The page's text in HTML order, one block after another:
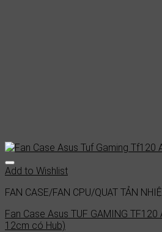
Add to Wishlist
FAN CASE/FAN CPU/QUẠT TẢN
Fan Case Asus TUF GAMING
12cm có Hub)